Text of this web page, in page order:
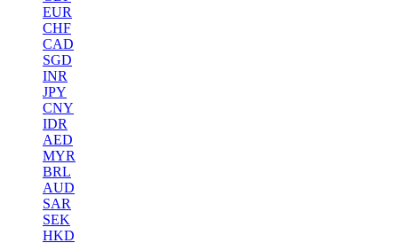
EUR
CHF
CAD
SGD
INR
JPY
CNY
IDR
AED
MYR
BRL
AUD
SAR
SEK
HKD